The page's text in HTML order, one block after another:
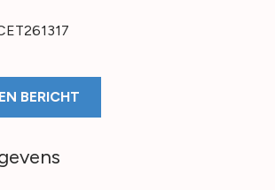
BERICHT